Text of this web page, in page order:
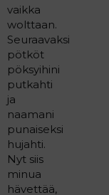
vaikka
wolttaan.
Seuraavaksi
pötköt
pöksyihini
putkahti
ja
naamani
punaiseksi
hujahti.
Nyt siis
minua
hävettää,